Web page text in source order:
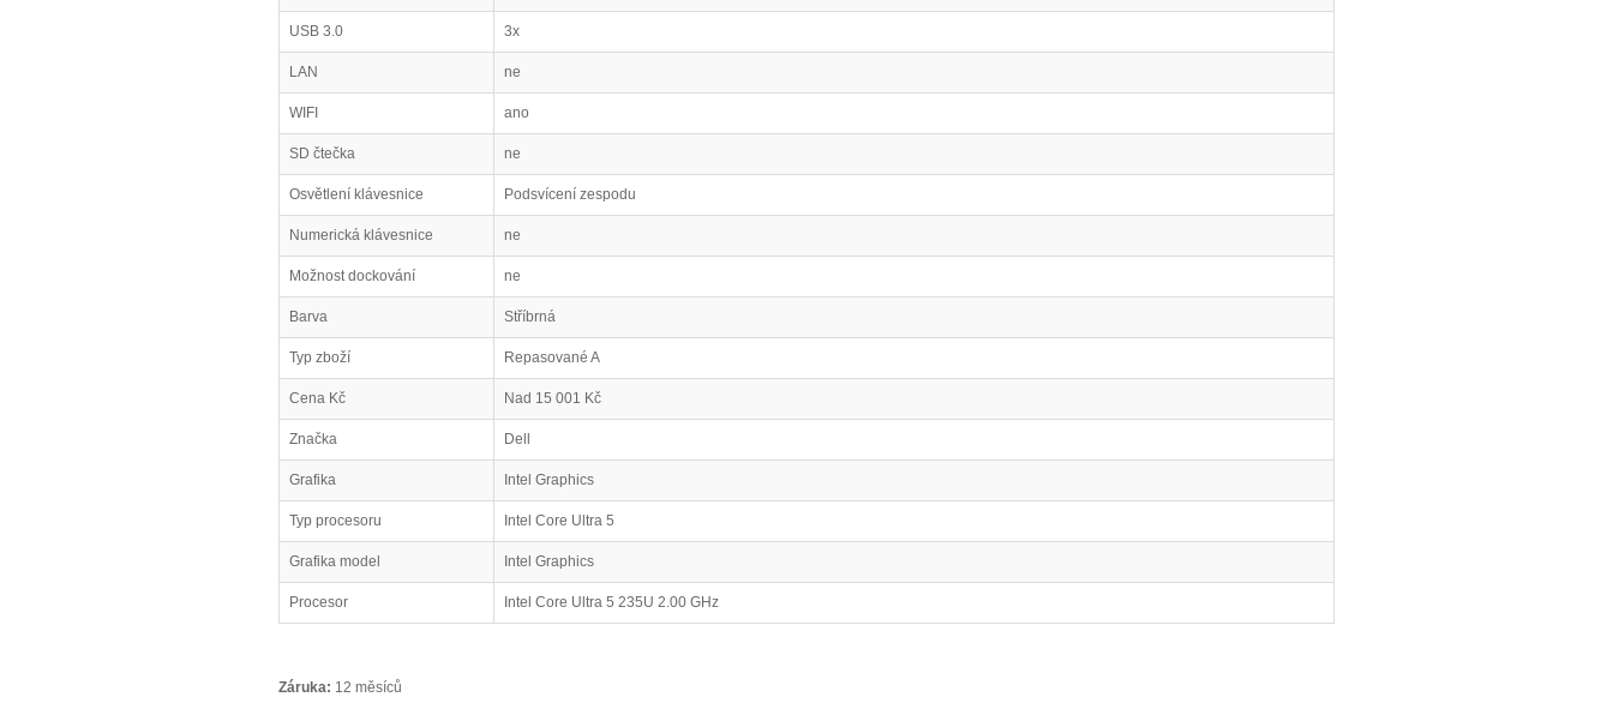
USB 3.0 3x
LAN ne
WIFI ano
SD čtečka ne
Osvětlení klávesnice Podsvícení zespodu
Numerická klávesnice ne
Možnost dockování ne
Barva Stříbrná
Typ zboží Repasované A
Cena Kč Nad 15 001 Kč
Značka Dell
Grafika Intel Graphics
Typ procesoru Intel Core Ultra 5
Grafika model Intel Graphics
Procesor Intel Core Ultra 5 235U 2.00 GHz
Záruka: 12 měsíců